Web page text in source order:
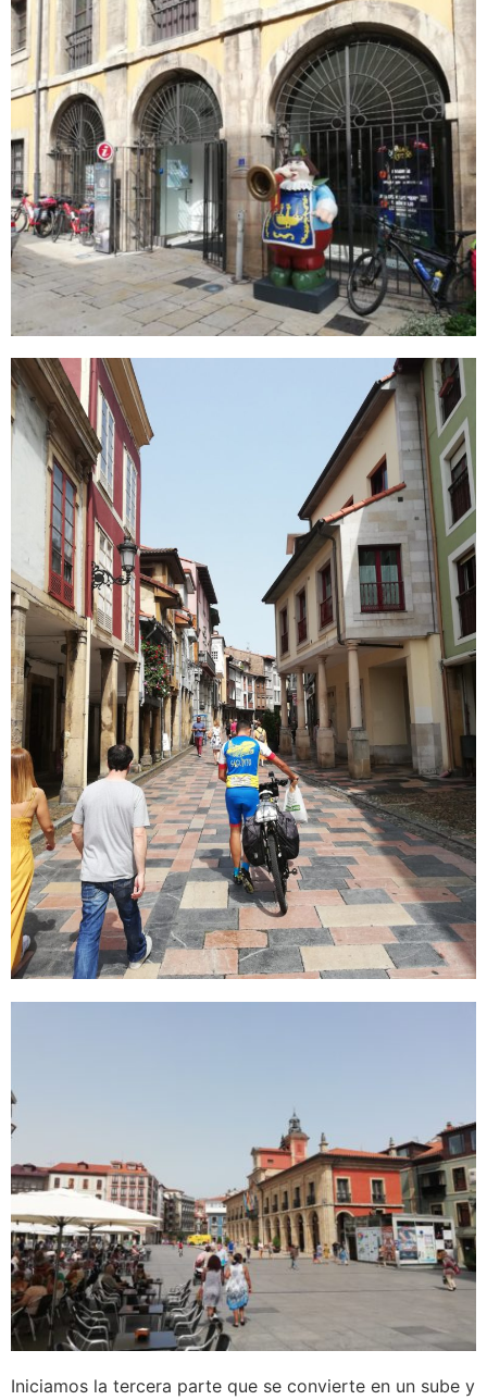
Iniciamos la tercera parte que se convierte en un sube y